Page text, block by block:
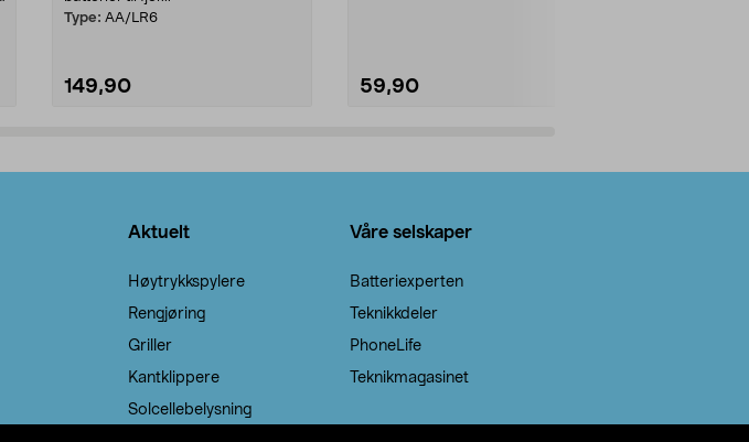
Type: AA/LR6
149,90 59,90
Aktuelt
Høytrykkspylere
Rengjøring
Griller
Kantklippere
Solcellebelysning
Våre selskaper
Batteriexperten
Teknikkdeler
PhoneLife
Teknikmagasinet